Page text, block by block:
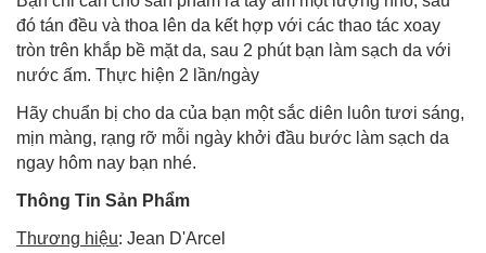
đó tán đều và thoa lên da kết hợp với các thao tác xoay
tròn trên khắp bề mặt da, sau 2 phút bạn làm sạch da với
nước ấm. Thực hiện 2 lần/ngày
Hãy chuẩn bị cho da của bạn một sắc diên luôn tươi sáng,
mịn màng, rạng rỡ mỗi ngày khởi đầu bước làm sạch da
ngay hôm nay bạn nhé.
Thông Tin Sản Phẩm
Thương hiệu: Jean D'Arcel